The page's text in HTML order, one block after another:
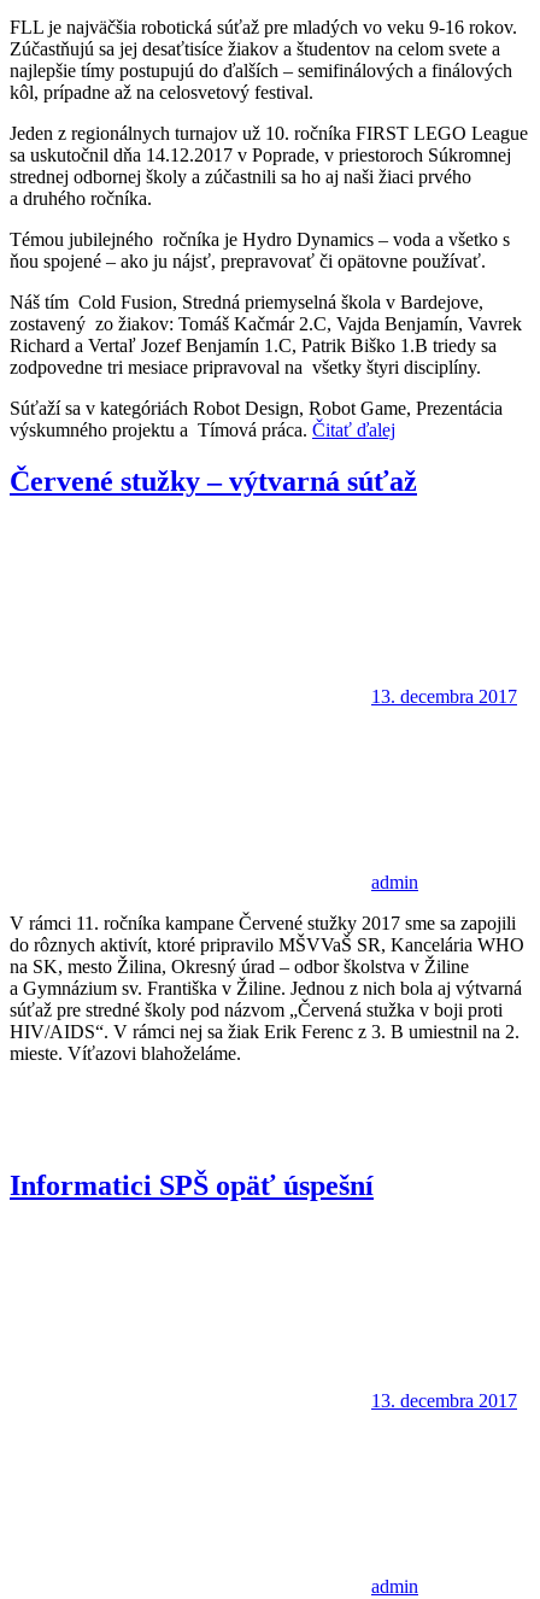
FLL je najväčšia robotická súťaž pre mladých vo veku 9-16 rokov.
Zúčastňujú sa jej desaťtisíce žiakov a študentov na celom svete a
najlepšie tímy postupujú do ďalších – semifinálových a finálových
kôl, prípadne až na celosvetový festival.
Jeden z regionálnych turnajov už 10. ročníka FIRST LEGO League
sa uskutočnil dňa 14.12.2017 v Poprade, v priestoroch Súkromnej
strednej odbornej školy a zúčastnili sa ho aj naši žiaci prvého
a druhého ročníka.
Témou jubilejného ročníka je Hydro Dynamics – voda a všetko s
ňou spojené – ako ju nájsť, prepravovať či opätovne používať.
Náš tím Cold Fusion, Stredná priemyselná škola v Bardejove,
zostavený zo žiakov: Tomáš Kačmár 2.C, Vajda Benjamín, Vavrek
Richard a Vertaľ Jozef Benjamín 1.C, Patrik Biško 1.B triedy sa
zodpovedne tri mesiace pripravoval na všetky štyri disciplíny.
Súťaží sa v kategóriách Robot Design, Robot Game, Prezentácia
výskumného projektu a Tímová práca. Čitať ďalej
Červené stužky – výtvarná súťaž
13. decembra 2017
admin
V rámci 11. ročníka kampane Červené stužky 2017 sme sa zapojili
do rôznych aktivít, ktoré pripravilo MŠVVaŠ SR, Kancelária WHO
na SK, mesto Žilina, Okresný úrad – odbor školstva v Žiline
a Gymnázium sv. Františka v Žiline. Jednou z nich bola aj výtvarná
súťaž pre stredné školy pod názvom „Červená stužka v boji proti
HIV/AIDS“. V rámci nej sa žiak Erik Ferenc z 3. B umiestnil na 2.
mieste. Víťazovi blahoželáme.
Informatici SPŠ opäť úspešní
13. decembra 2017
admin